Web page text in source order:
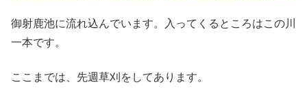
御射鹿池に流れ込んでいます。入ってくるところはこの川
一本です。
ここまでは、先週草刈をしてあります。